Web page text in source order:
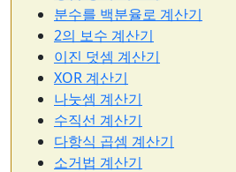
분수를 백분율로 계산기
2의 보수 계산기
이진 덧셈 계산기
XOR 계산기
나눗셈 계산기
수직선 계산기
다항식 곱셈 계산기
소거법 계산기